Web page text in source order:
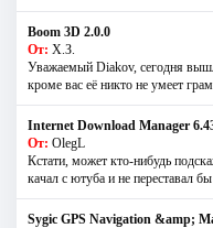
Boom 3D 2.0.0
От: Х.З.
Уважаемый Diakov, сегодня
кроме вас её никто не умеет
Internet Download Manager
От: OlegL
Кстати, может кто-нибудь
качал с ютуба и не переставал
Sygic GPS Navigation &amp;